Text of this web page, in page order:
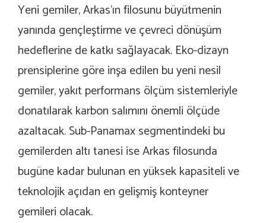
Yeni gemiler, Arkas’ın filosunu büyütmenin
yanında gençleştirme ve çevreci dönüşüm
hedeflerine de katkı sağlayacak. Eko-dizayn
prensiplerine göre inşa edilen bu yeni nesil
gemiler, yakıt performans ölçüm sistemleriyle
donatılarak karbon salımını önemli ölçüde
azaltacak. Sub-Panamax segmentindeki bu
gemilerden altı tanesi ise Arkas filosunda
bugüne kadar bulunan en yüksek kapasiteli ve
teknolojik açıdan en gelişmiş konteyner
gemileri olacak.